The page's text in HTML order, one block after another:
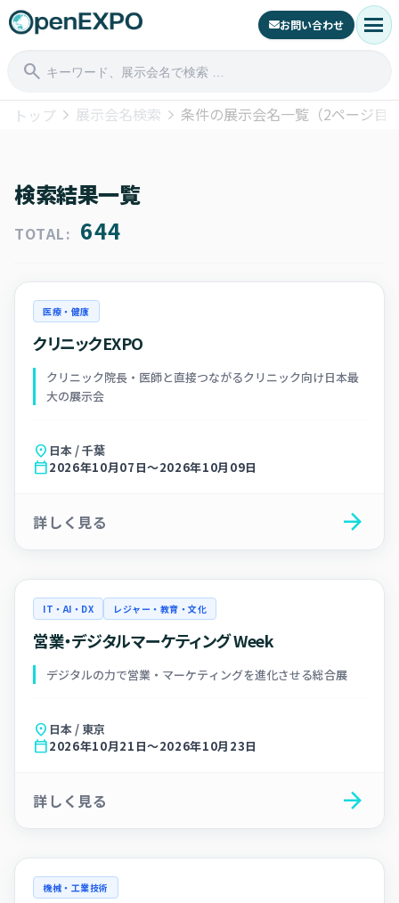
お問い合わせ menu
search
トップ 展示会名検索 条件の展示会名一覧（2ページ目
検索結果一覧
TOTAL: 644
医療・健康
クリニックEXPO
クリニック院長・医師と直接つながるクリニック向け日本最
大の展示会
location_on 日本 / 千葉
calendar_today2026年10月07日～2026年10月09日
詳しく見る arrow_forward
IT・AI・DX レジャー・教育・文化
営業・デジタルマーケティング Week
デジタルの力で営業・マーケティングを進化させる総合展
location_on 日本 / 東京
calendar_today2026年10月21日～2026年10月23日
詳しく見る arrow_forward
機械・工業技術